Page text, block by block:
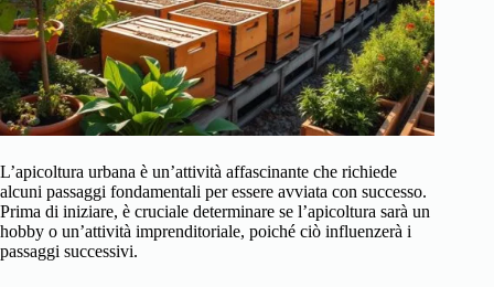
L’apicoltura urbana è un’attività affascinante che richiede
alcuni passaggi fondamentali per essere avviata con successo.
Prima di iniziare, è cruciale determinare se l’apicoltura sarà un
hobby o un’attività imprenditoriale, poiché ciò influenzerà i
passaggi successivi.